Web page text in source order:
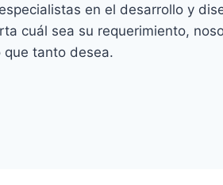
en el desarrollo y
cuál sea su requerimiento,
tanto desea.